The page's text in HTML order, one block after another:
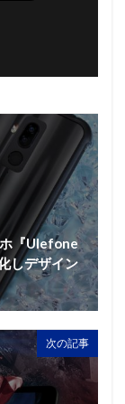
ホ『Ulefone
しデザイン
次の記事